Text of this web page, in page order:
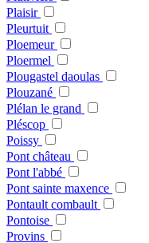
Plaisir
Pleurtuit
Ploemeur
Ploermel
Plougastel daoulas
Plouzané
Plélan le grand
Pléscop
Poissy
Pont château
Pont l'abbé
Pont sainte maxence
Pontault combault
Pontoise
Provins